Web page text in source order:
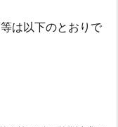
は以下のとおりで